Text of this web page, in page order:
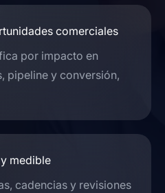
comerciales
por impacto en
pipeline y conversión,
medible
cadencias y revisiones